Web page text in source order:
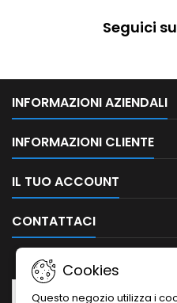
Seguici
INFORMAZIONI AZIENDALI
INFORMAZIONI CLIENTE
IL TUO ACCOUNT
CONTATTACI
Cookies
Questo negozio utilizza i